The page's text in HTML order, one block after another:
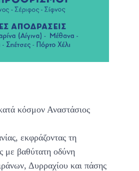
κόσμον Αναστάσιος
εκφράζοντας τη
με βαθύτατη οδύνη
Δυρραχίου και πάσης